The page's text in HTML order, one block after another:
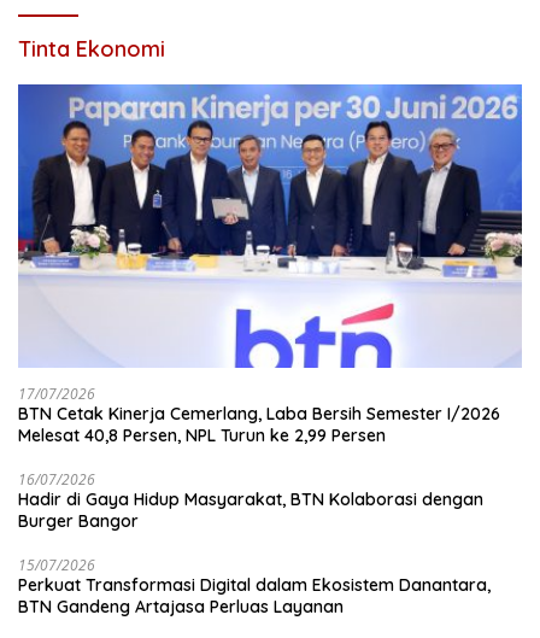
Tinta Ekonomi
17/07/2026
BTN Cetak Kinerja Cemerlang, Laba Bersih Semester I/2026
Melesat 40,8 Persen, NPL Turun ke 2,99 Persen
16/07/2026
Hadir di Gaya Hidup Masyarakat, BTN Kolaborasi dengan
Burger Bangor
15/07/2026
Perkuat Transformasi Digital dalam Ekosistem Danantara,
BTN Gandeng Artajasa Perluas Layanan